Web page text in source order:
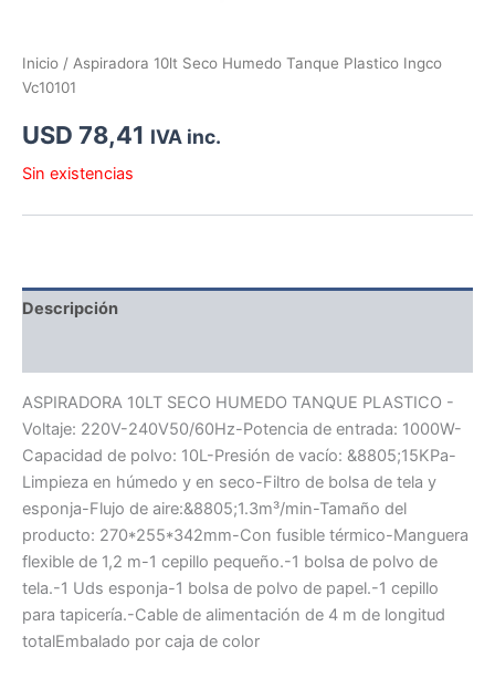
Inicio / Aspiradora 10lt Seco Humedo Tanque Plastico Ingco
Vc10101
USD 78,41 IVA inc.
Sin existencias
Descripción
ASPIRADORA 10LT SECO HUMEDO TANQUE PLASTICO -
Voltaje: 220V-240V50/60Hz-Potencia de entrada: 1000W-
Capacidad de polvo: 10L-Presión de vacío: &8805;15KPa-
Limpieza en húmedo y en seco-Filtro de bolsa de tela y
esponja-Flujo de aire:&8805;1.3m³/min-Tamaño del
producto: 270*255*342mm-Con fusible térmico-Manguera
flexible de 1,2 m-1 cepillo pequeño.-1 bolsa de polvo de
tela.-1 Uds esponja-1 bolsa de polvo de papel.-1 cepillo
para tapicería.-Cable de alimentación de 4 m de longitud
totalEmbalado por caja de color